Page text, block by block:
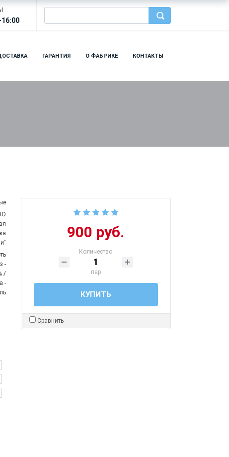
ГАРАНТИЯ О ФАБРИКЕ КОНТАКТЫ
-
/
-
900 руб.
Количество
пар
КУПИТЬ
Сравнить